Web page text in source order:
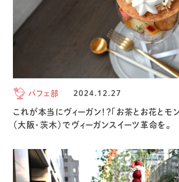
パフェ部 2024.12.27
これが本当にヴィーガン！？「お茶とお花とモ
（大阪・茨木）でヴィーガンスイーツ革命を。